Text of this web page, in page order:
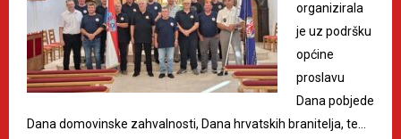
organizirala
je uz podršku
općine
proslavu
Dana pobjede
Dana domovinske zahvalnosti, Dana hrvatskih branitelja, te…